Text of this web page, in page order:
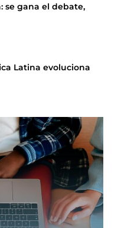
se gana el debate,
Latina evoluciona